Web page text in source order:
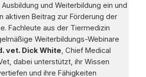
und Weiterbildung ein und
aktiven Beitrag zur Förderung der
Fachleute aus der Tiermedizin
Weiterbildungs-Webinare
vet. Dick White, Chief Medical
dabei unterstützt, ihr Wissen
und ihre Fähigkeiten